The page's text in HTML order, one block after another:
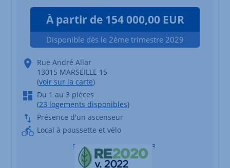
À partir de 154 000,00 EUR
Disponible dès le 2ème trimestre 2029
Rue André Allar
13015 MARSEILLE 15
(voir sur la carte)
Du 1 au 3 pièces
(23 logements disponibles)
Présence d'un ascenseur
Local à poussette et vélo